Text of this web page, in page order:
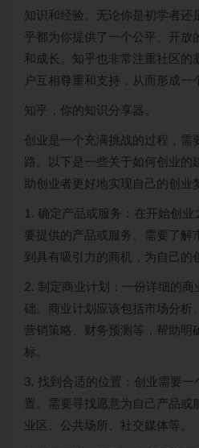
知识和经验。无论你是初学者还
乎都为你提供了一个公平、开放
和成长。知乎也非常注重社区的
户互相尊重和支持，从而形成一
知乎，你的知识分享器。
创业是一个充满挑战的过程，需
路。以下是一些关于如何创业的
助创业者更好地实现自己的创业
1. 确定产品或服务：在开始创业
要提供的产品或服务。需要了解
到具有吸引力的商机，为自己的
2. 制定商业计划：一份详细的商
础。商业计划应该包括市场分析
营销策略、财务预测等，帮助明
标。
3. 找到合适的位置：创业需要一
置。需要寻找愿意为自己产品或
业区、公共场所、社交媒体等。